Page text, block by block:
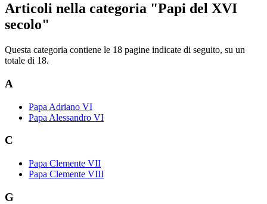
Articoli nella categoria "Papi del XVI
secolo"
Questa categoria contiene le 18 pagine indicate di seguito, su un
totale di 18.
A
Papa Adriano VI
Papa Alessandro VI
C
Papa Clemente VII
Papa Clemente VIII
G